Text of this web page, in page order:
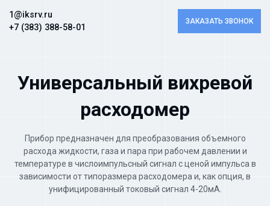
1@iksrv.ru
+7 (383) 388-58-01
ЗАКАЗАТЬ ЗВОНОК
Универсальный вихревой
расходомер
Прибор предназначен для преобразования объемного
расхода жидкости, газа и пара при рабочем давлении и
температуре в числоимпульсный сигнал с ценой импульса в
зависимости от типоразмера расходомера и, как опция, в
унифицированный токовый сигнал 4-20мА.